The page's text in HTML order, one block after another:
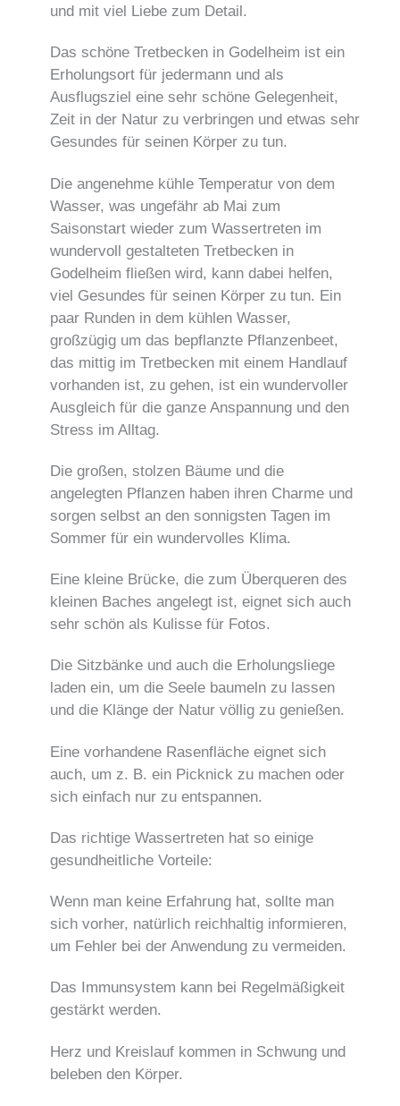
und mit viel Liebe zum Detail.
Das schöne Tretbecken in Godelheim ist ein
Erholungsort für jedermann und als
Ausflugsziel eine sehr schöne Gelegenheit,
Zeit in der Natur zu verbringen und etwas sehr
Gesundes für seinen Körper zu tun.
Die angenehme kühle Temperatur von dem
Wasser, was ungefähr ab Mai zum
Saisonstart wieder zum Wassertreten im
wundervoll gestalteten Tretbecken in
Godelheim fließen wird, kann dabei helfen,
viel Gesundes für seinen Körper zu tun. Ein
paar Runden in dem kühlen Wasser,
großzügig um das bepflanzte Pflanzenbeet,
das mittig im Tretbecken mit einem Handlauf
vorhanden ist, zu gehen, ist ein wundervoller
Ausgleich für die ganze Anspannung und den
Stress im Alltag.
Die großen, stolzen Bäume und die
angelegten Pflanzen haben ihren Charme und
sorgen selbst an den sonnigsten Tagen im
Sommer für ein wundervolles Klima.
Eine kleine Brücke, die zum Überqueren des
kleinen Baches angelegt ist, eignet sich auch
sehr schön als Kulisse für Fotos.
Die Sitzbänke und auch die Erholungsliege
laden ein, um die Seele baumeln zu lassen
und die Klänge der Natur völlig zu genießen.
Eine vorhandene Rasenfläche eignet sich
auch, um z. B. ein Picknick zu machen oder
sich einfach nur zu entspannen.
Das richtige Wassertreten hat so einige
gesundheitliche Vorteile:
Wenn man keine Erfahrung hat, sollte man
sich vorher, natürlich reichhaltig informieren,
um Fehler bei der Anwendung zu vermeiden.
Das Immunsystem kann bei Regelmäßigkeit
gestärkt werden.
Herz und Kreislauf kommen in Schwung und
beleben den Körper.